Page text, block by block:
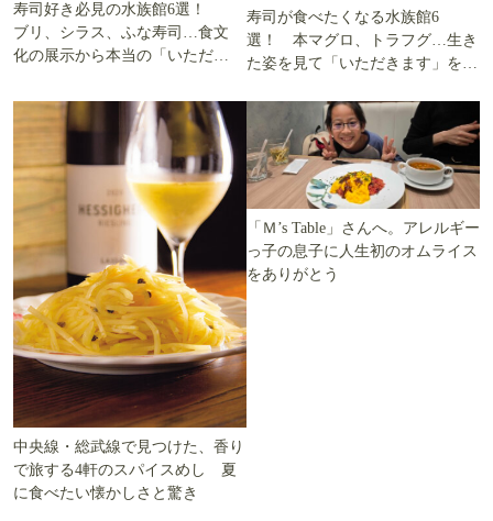
寿司好き必見の水族館6選！
ブリ、シラス、ふな寿司…食文
化の展示から本当の「いただき
寿司が食べたくなる水族館6
選！ 本マグロ、トラフグ…生き
た姿を見て「いただきます」を考
中央線・総武線で見つけた、香り
で旅する4軒のスパイスめし 夏
に食べたい懐かしさと驚き
「Ｍ’s Table」さんへ。アレルギー
っ子の息子に人生初のオムライス
をありがとう